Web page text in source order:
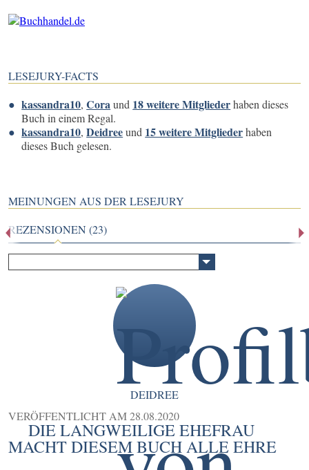
LESEJURY-FACTS
kassandra10,Coraund 18 weitere Mitgliederhaben dieses
Buch in einem Regal.
kassandra10,Deidreeund 15 weitere Mitgliederhaben
dieses Buch gelesen.
MEINUNGEN AUS DER LESEJURY
REZENSIONEN (23)
DEIDREE
VERÖFFENTLICHT AM28.08.2020
DIE LANGWEILIGE EHEFRAU
MACHT DIESEM BUCH ALLE EHRE